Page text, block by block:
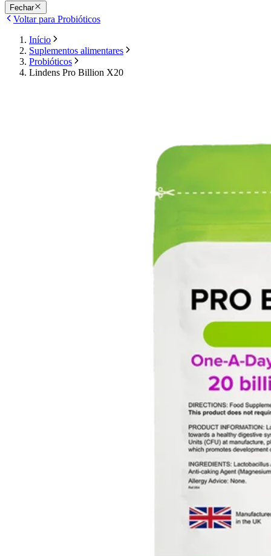
Fechar
Voltar para Probióticos
Início
Suplementos alimentares
Probióticos
Lindens Pro Billion X20